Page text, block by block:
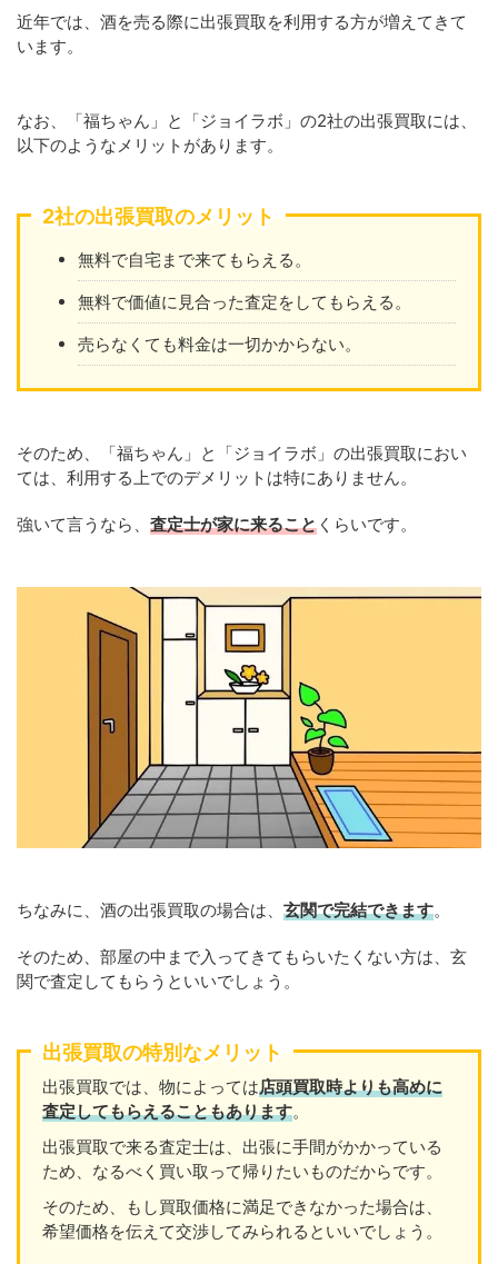
近年では、酒を売る際に出張買取を利用する方が増えてきて
います。
なお、「福ちゃん」と「ジョイラボ」の2社の出張買取には、
以下のようなメリットがあります。
2社の出張買取のメリット
無料で自宅まで来てもらえる。
無料で価値に見合った査定をしてもらえる。
売らなくても料金は一切かからない。
そのため、「福ちゃん」と「ジョイラボ」の出張買取におい
ては、利用する上でのデメリットは特にありません。
強いて言うなら、 査定士が家に来ること くらいです。
ちなみに、酒の出張買取の場合は、 玄関で完結できます。
そのため、部屋の中まで入ってきてもらいたくない方は、玄
関で査定してもらうといいでしょう。
出張買取の特別なメリット
出張買取では、物によっては店頭買取時よりも高めに
査定してもらえることもあります。
出張買取で来る査定士は、出張に手間がかかっている
ため、なるべく買い取って帰りたいものだからです。
そのため、もし買取価格に満足できなかった場合は、
希望価格を伝えて交渉してみられるといいでしょう。